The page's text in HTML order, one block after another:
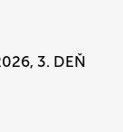
3. DEŇ